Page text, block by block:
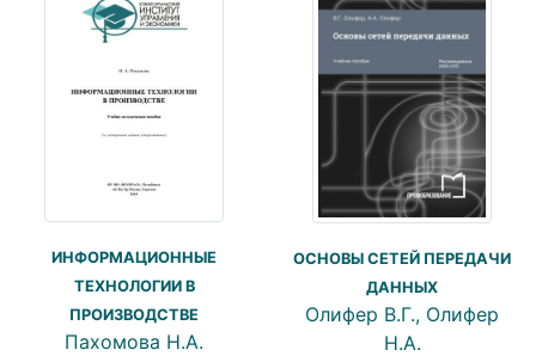
ИНФОРМАЦИОННЫЕ
ТЕХНОЛОГИИ В
ПРОИЗВОДСТВЕ
Пахомова Н.А.
ОСНОВЫ СЕТЕЙ ПЕРЕДАЧИ
ДАННЫХ
Олифер В.Г., Олифер
Н.А.